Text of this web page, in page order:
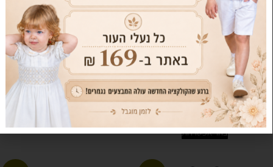
₪129.00
₪49.00
3T
4T
T5
8T
10T
בחר אפשרויות
₪80.00
₪49.00
3T
6T
8T
10T
12T
בחר אפשרויות